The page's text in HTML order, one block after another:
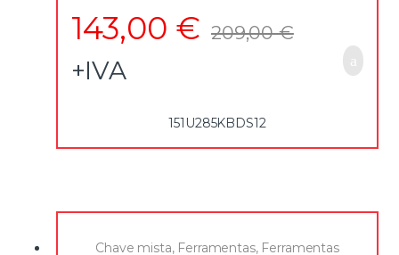
143,00 € 209,00€
+IVA
151U285KBDS12
Chave mista, Ferramentas, Ferramentas